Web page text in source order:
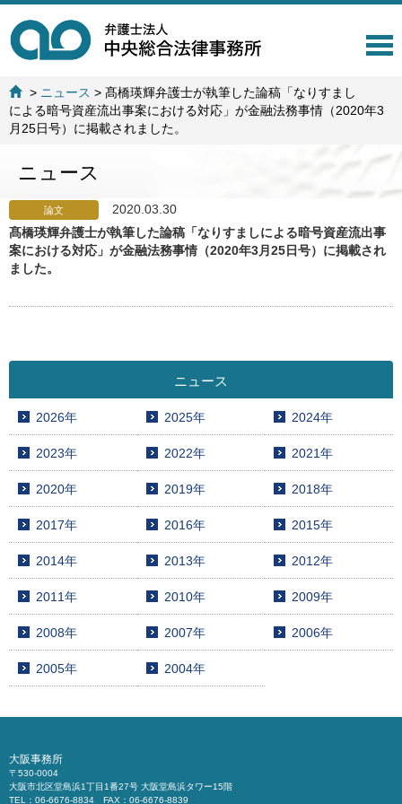
T
l
a
t
> ニュース >髙橋瑛輝弁護士が執筆した論稿「なりすまし
による暗号資産流出事案における対応」が金融法務事情（2020年3
月25日号）に掲載されました。
ニュース
論文
2020.03.30
髙橋瑛輝弁護士が執筆した論稿「なりすましによる暗号資産流出事
案における対応」が金融法務事情（2020年3月25日号）に掲載され
ました。
ニュース
2026年 2025年 2024年
2023年 2022年 2021年
2020年 2019年 2018年
2017年 2016年 2015年
2014年 2013年 2012年
2011年 2010年 2009年
2008年 2007年 2006年
2005年 2004年
大阪事務所
〒530-0004
大阪市北区堂島浜1丁目1番27号 大阪堂島浜タワー15階
TEL：06-6676-8834 FAX：06-6676-8839